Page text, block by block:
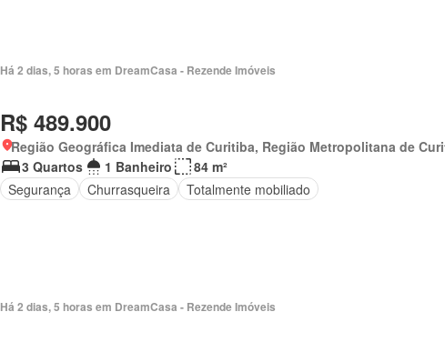
Há 2 dias, 5 horas em DreamCasa - Rezende Imóveis
R$ 489.900
Região Geográfica Imediata de Curitiba, Região Metropolitana de
3 Quartos
1 Banheiro
84 m²
Segurança
Churrasqueira Totalmente mobiliado
Há 2 dias, 5 horas em DreamCasa - Rezende Imóveis